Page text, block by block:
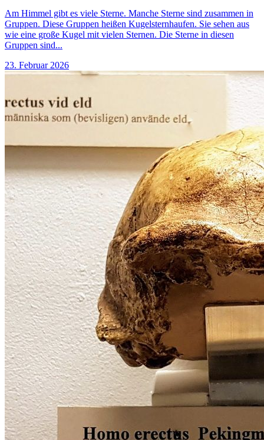
Am Himmel gibt es viele Sterne. Manche Sterne sind zusammen in
Gruppen. Diese Gruppen heißen Kugelsternhaufen. Sie sehen aus
wie eine große Kugel mit vielen Sternen. Die Sterne in diesen
Gruppen sind...
23. Februar 2026